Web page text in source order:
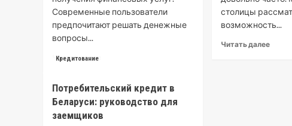
Современные пользователи
предпочитают решать денежные
вопросы...
Читать далее
Мобильное
кредитование:
удобство
столицы
возможность...
Читать далееRead
Кредитование
Потребительский кредит в
Беларуси: руководство для
заемщиков